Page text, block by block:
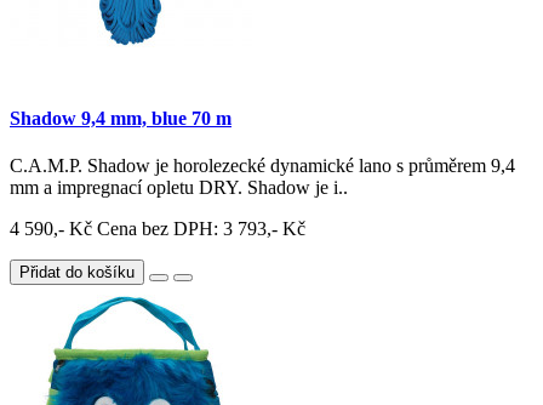
Shadow 9,4 mm, blue 70 m
C.A.M.P. Shadow je horolezecké dynamické lano s průměrem 9,4
mm a impregnací opletu DRY. Shadow je i..
4 590,- Kč Cena bez DPH: 3 793,- Kč
Přidat do košíku